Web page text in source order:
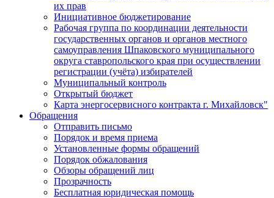
их прав
Инициативное бюджетирование
Рабочая группа по координации деятельности
государственных органов и органов местного
самоуправления Шпаковского муниципального
округа ставропольского края при осуществлении
регистрации (учёта) избирателей
Муниципальный контроль
Открытый бюджет
Карта энергосервисного контракта г. Михайловск"
Обращения
Отправить письмо
Порядок и время приема
Установленные формы обращений
Порядок обжалования
Обзоры обращений лиц
Прозрачность
Бесплатная юридическая помощь